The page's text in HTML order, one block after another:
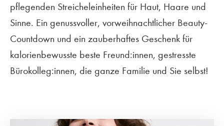
pflegenden Streicheleinheiten für Haut, Haare und
Sinne. Ein genussvoller, vorweihnachtlicher Beauty-
Countdown und ein zauberhaftes Geschenk für
kalorienbewusste beste Freund:innen, gestresste
Bürokolleg:innen, die ganze Familie und Sie selbst!